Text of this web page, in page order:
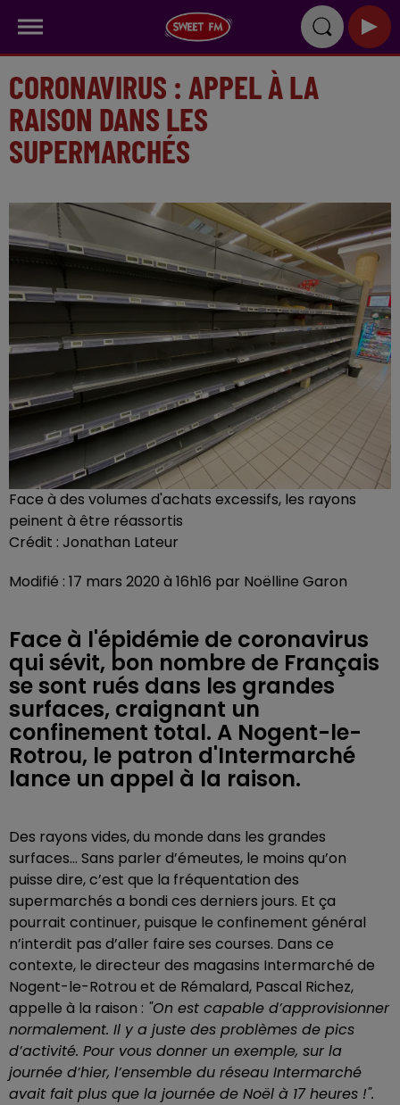
CORONAVIRUS : APPEL À LA
RAISON DANS LES
SUPERMARCHÉS
Face à des volumes d'achats excessifs, les rayons
peinent à être réassortis
Crédit : Jonathan Lateur
Modifié : 17 mars 2020 à 16h16 par Noëlline Garon
Face à l'épidémie de coronavirus
qui sévit, bon nombre de Français
se sont rués dans les grandes
surfaces, craignant un
confinement total. A Nogent-le-
Rotrou, le patron d'Intermarché
lance un appel à la raison.
Des rayons vides, du monde dans les grandes
surfaces… Sans parler d’émeutes, le moins qu’on
puisse dire, c’est que la fréquentation des
supermarchés a bondi ces derniers jours. Et ça
pourrait continuer, puisque le confinement général
n’interdit pas d’aller faire ses courses. Dans ce
contexte, le directeur des magasins Intermarché de
Nogent-le-Rotrou et de Rémalard, Pascal Richez,
appelle à la raison : "On est capable d’approvisionner
normalement. Il y a juste des problèmes de pics
d’activité. Pour vous donner un exemple, sur la
journée d’hier, l’ensemble du réseau Intermarché
avait fait plus que la journée de Noël à 17 heures !".